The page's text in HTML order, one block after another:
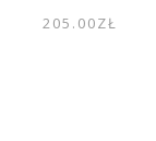
205.00ZŁ